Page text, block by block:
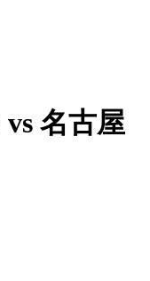
vs 名古屋